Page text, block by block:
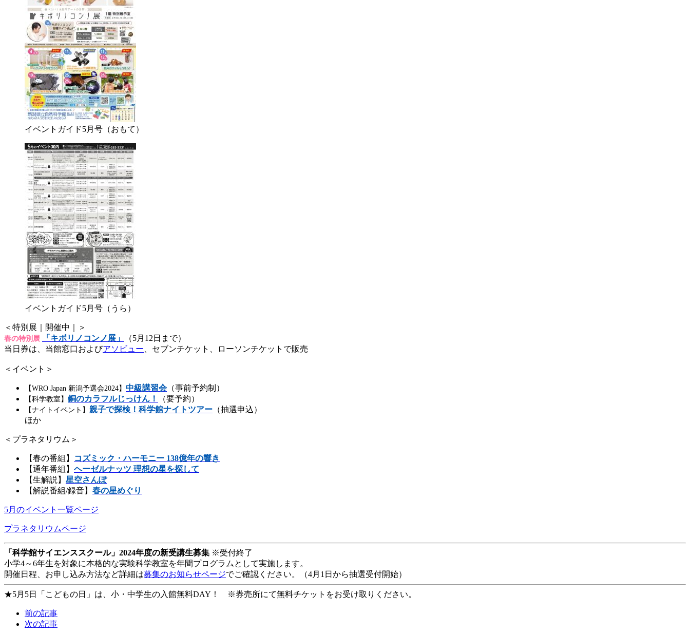
イベントガイド5月号（おもて）
イベントガイド5月号（うら）
＜特別展｜開催中｜＞
春の特別展 「キボリノコンノ展」
（5月12日まで）
当日券は、当館窓口およびアソビュー 、セブンチケット、ローソンチケットで販売
＜イベント＞
【WRO Japan 新潟予選会2024】 中級講習会（事前予約制）
【科学教室】 銅のカラフルじっけん！ （要予約）
【ナイトイベント】 親子で探検！科学館ナイトツアー （抽選申込）
ほか
＜プラネタリウム＞
【春の番組】
コズミック・ハーモニー 138億年の響き
【通年番組】 ヘーゼルナッツ 理想の星を探して
【生解説】 星空さんぽ
【解説番組/録音】 春の星めぐり
5月のイベント一覧ページ
プラネタリウムページ
「科学館サイエンススクール」2024年度の新受講生募集 ※受付終了
小学4～6年生を対象に本格的な実験科学教室を年間プログラムとして実施します。
開催日程、お申し込み方法など詳細は募集のお知らせページでご確認ください。（4月1日から抽選受付開始）
★5月5日「こどもの日」は、小・中学生の入館無料DAY！ ※券売所にて無料チケットをお受け取りください。
前の記事
次の記事